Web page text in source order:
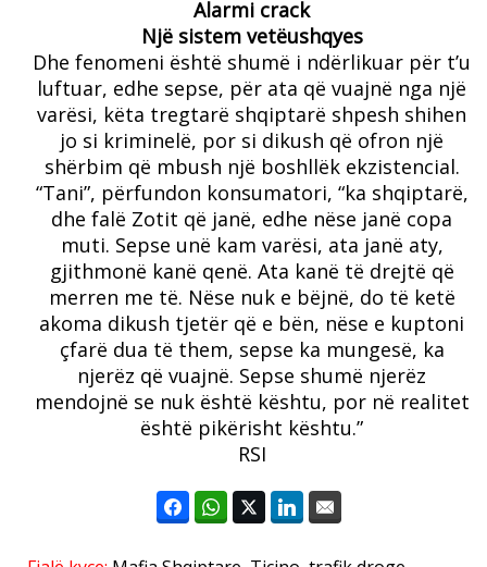
Alarmi crack
Një sistem vetëushqyes
Dhe fenomeni është shumë i ndërlikuar për t’u
luftuar, edhe sepse, për ata që vuajnë nga një
varësi, këta tregtarë shqiptarë shpesh shihen
jo si kriminelë, por si dikush që ofron një
shërbim që mbush një boshllëk ekzistencial.
“Tani”, përfundon konsumatori, “ka shqiptarë,
dhe falë Zotit që janë, edhe nëse janë copa
muti. Sepse unë kam varësi, ata janë aty,
gjithmonë kanë qenë. Ata kanë të drejtë që
merren me të. Nëse nuk e bëjnë, do të ketë
akoma dikush tjetër që e bën, nëse e kuptoni
çfarë dua të them, sepse ka mungesë, ka
njerëz që vuajnë. Sepse shumë njerëz
mendojnë se nuk është kështu, por në realitet
është pikërisht kështu.”
RSI